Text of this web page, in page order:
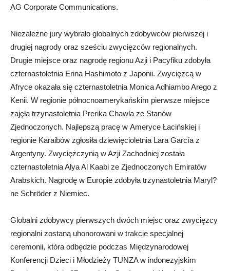
AG Corporate Communications.
Niezależne jury wybrało globalnych zdobywców pierwszej i
drugiej nagrody oraz sześciu zwycięzców regionalnych.
Drugie miejsce oraz nagrodę regionu Azji i Pacyfiku zdobyła
czternastoletnia Erina Hashimoto z Japonii. Zwycięzcą w
Afryce okazała się czternastoletnia Monica Adhiambo Arego z
Kenii. W regionie północnoamerykańskim pierwsze miejsce
zajęła trzynastoletnia Prerika Chawla ze Stanów
Zjednoczonych. Najlepszą pracę w Ameryce Łacińskiej i
regionie Karaibów zgłosiła dziewięcioletnia Lara García z
Argentyny. Zwyciężczynią w Azji Zachodniej została
czternastoletnia Alya Al Kaabi ze Zjednoczonych Emiratów
Arabskich. Nagrodę w Europie zdobyła trzynastoletnia Maryl?
ne Schröder z Niemiec.
Globalni zdobywcy pierwszych dwóch miejsc oraz zwycięzcy
regionalni zostaną uhonorowani w trakcie specjalnej
ceremonii, która odbędzie podczas Międzynarodowej
Konferencji Dzieci i Młodzieży TUNZA w indonezyjskim